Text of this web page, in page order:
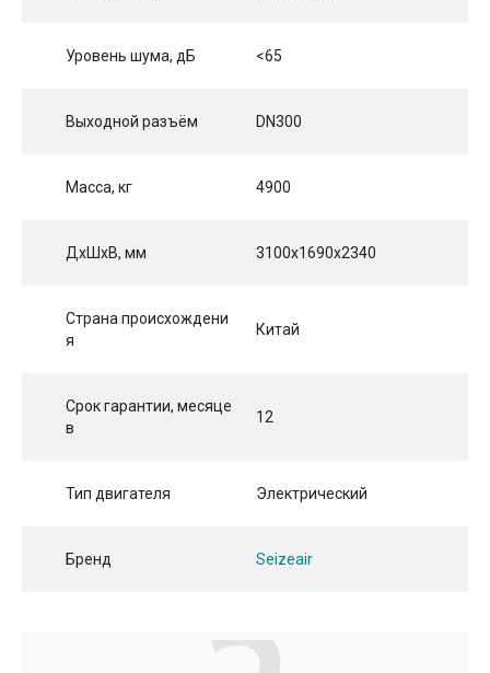
Уровень шума, дБ <65
Выходной разъём DN300
Масса, кг 4900
ДхШхВ, мм 3100x1690x2340
Страна происхождени
я
Китай
Срок гарантии, месяце
в
12
Тип двигателя Электрический
Бренд Seizeair